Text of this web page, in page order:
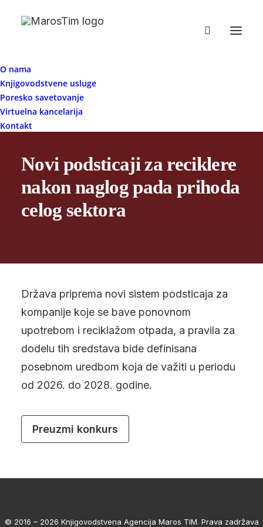
O nama
Knjigovodstvene usluge
Poresko savetovanje
Virtuelna kancelarija
Kontakt
Novi podsticaji za reciklere
nakon naglog pada prihoda
celog sektora
Država priprema novi sistem podsticaja za
kompanije koje se bave ponovnom
upotrebom i reciklažom otpada, a pravila za
dodelu tih sredstava bide definisana
posebnom uredbom koja de važiti u periodu
od 2026. do 2028. godine.
Preuzmi konkurs
© 2016 – 2026 Knjigovodstvena Agencija Maros TIM. Prava zadržava